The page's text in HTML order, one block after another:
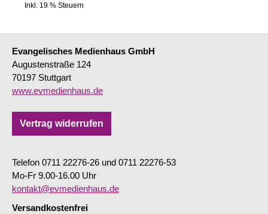
Inkl. 19 % Steuern
Evangelisches Medienhaus GmbH
Augustenstraße 124
70197 Stuttgart
www.evmedienhaus.de
Vertrag widerrufen
Telefon 0711 22276-26 und 0711 22276-53
Mo-Fr 9.00-16.00 Uhr
kontakt@evmedienhaus.de
Versandkostenfrei